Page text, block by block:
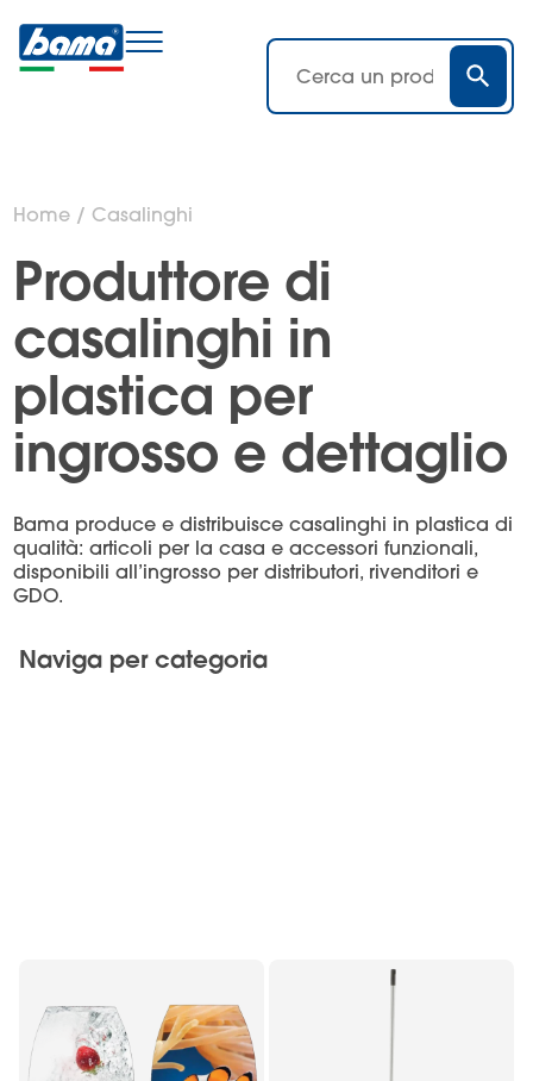
Home / Casalinghi
Produttore di
casalinghi in
plastica per
ingrosso e dettaglio
Bama produce e distribuisce casalinghi in plastica di
qualità: articoli per la casa e accessori funzionali,
disponibili all’ingrosso per distributori, rivenditori e
GDO.
Naviga per categoria